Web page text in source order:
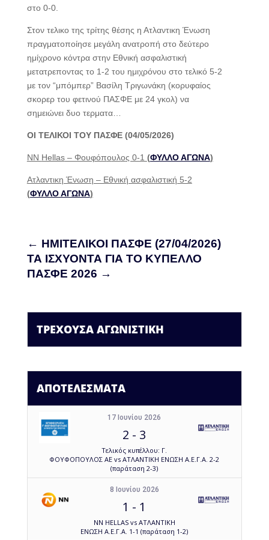
στο 0-0.
Στον τελικο της τρίτης θέσης η Ατλαντικη Ένωση
πραγματοποίησε μεγάλη ανατροπή στο δεύτερο
ημίχρονο κόντρα στην Εθνική ασφαλιστική
μετατρεποντας το 1-2 του ημιχρόνου στο τελικό 5-2
με τον “μπόμπερ” Βασίλη Τριγωνάκη (κορυφαίος
σκορερ του φετινού ΠΑΣΦΕ με 24 γκολ) να
σημειώνει δυο τερματα…
ΟΙ ΤΕΛΙΚΟΙ ΤΟΥ ΠΑΣΦΕ (04/05/2026)
ΝΝ Hellas– Φουφόπoυλoς 0-1 (ΦΥΛΛΟ ΑΓΩΝΑ)
Ατλαντικη Ένωση – Εθνική ασφαλιστική 5-2
(ΦΥΛΛΟ ΑΓΩΝΑ)
← ΗΜΙΤΕΛΙΚΟΙ ΠΑΣΦΕ (27/04/2026)
ΤΑ ΙΣΧΥΟΝΤΑ ΓΙΑ ΤΟ ΚΥΠΕΛΛΟ
ΠΑΣΦΕ 2026 →
ΤΡΕΧΟΥΣΑ ΑΓΩΝΙΣΤΙΚΗ
ΑΠΟΤΕΛΕΣΜΑΤΑ
17 Ιουνίου 2026
2 - 3
Τελικός κυπέλλου: Γ.
ΦΟΥΦΟΠΟΥΛΟΣ ΑΕ vs ΑΤΛΑΝΤΙΚΗ ΕΝΩΣΗ Α.Ε.Γ.Α. 2-2
(παράταση 2-3)
8 Ιουνίου 2026
1 - 1
NN HELLAS vs ΑΤΛΑΝΤΙΚΗ
ΕΝΩΣΗ Α.Ε.Γ.Α. 1-1 (παράταση 1-2)